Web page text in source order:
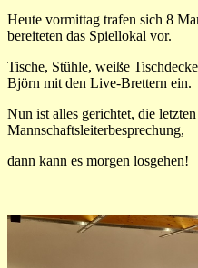
Heute vormittag trafen sich 8
bereiteten das Spiellokal vor.
Tische, Stühle, weiße
Björn mit den Live-Brettern ein.
Nun ist alles gerichtet, die
Mannschaftsleiterbesprechung,
dann kann es morgen losgehen!